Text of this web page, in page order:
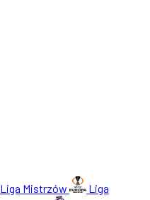
Liga Mistrzów
Liga